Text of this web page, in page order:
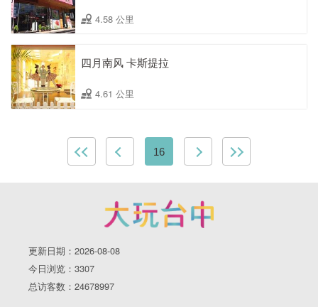
4.58 公里
四月南风 卡斯提拉
4.61 公里
16
更新日期：2026-08-08
今日浏览：3307
总访客数：24678997